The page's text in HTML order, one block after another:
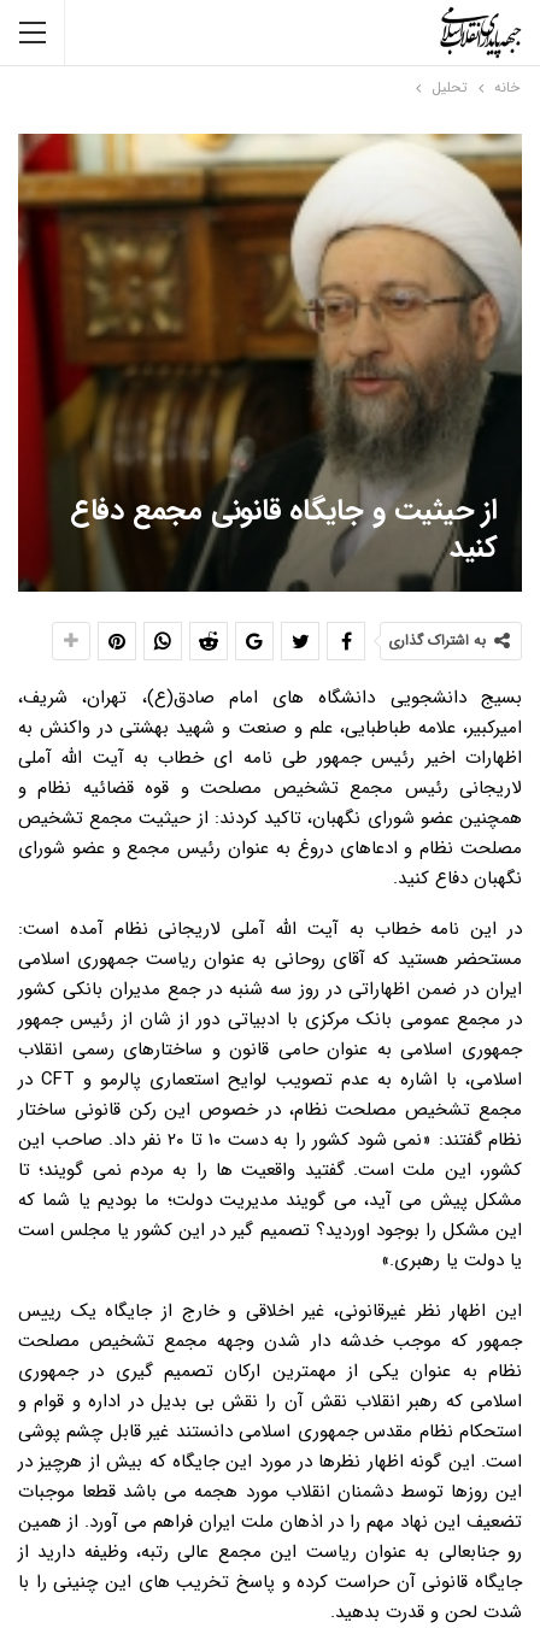
خانه تحلیل
از حیثیت و جایگاه قانونی مجمع دفاع
کنید
به اشتراک گذاری
بسیج دانشجویی دانشگاه های امام صادق(ع)، تهران، شریف،
امیرکبیر، علامه طباطبایی، علم و صنعت و شهید بهشتی در واکنش به
اظهارات اخیر رئیس جمهور طی نامه ای خطاب به آیت الله آملی
لاریجانی رئیس مجمع تشخیص مصلحت و قوه قضائیه نظام و
همچنین عضو شورای نگهبان، تاکید کردند: از حیثیت مجمع تشخیص
مصلحت نظام و ادعاهای دروغ به عنوان رئیس مجمع و عضو شورای
نگهبان دفاع کنید.
در این نامه خطاب به آیت الله آملی لاریجانی نظام آمده است:
مستحضر هستید که آقای روحانی به عنوان ریاست جمهوری اسلامی
ایران در ضمن اظهاراتی در روز سه شنبه در جمع مدیران بانکی کشور
در مجمع عمومی بانک مرکزی با ادبیاتی دور از شان از رئیس جمهور
جمهوری اسلامی به عنوان حامی قانون و ساختارهای رسمی انقلاب
اسلامی، با اشاره به عدم تصویب لوایح استعماری پالرمو و CFT در
مجمع تشخیص مصلحت نظام، در خصوص این رکن قانونی ساختار
نظام گفتند: «نمی شود کشور را به دست ۱۰ تا ۲۰ نفر داد. صاحب این
کشور، این ملت است. گفتید واقعیت ها را به مردم نمی گویند؛ تا
مشکل پیش می آید، می گویند مدیریت دولت؛ ما بودیم یا شما که
این مشکل را بوجود اوردید؟ تصمیم گیر در این کشور یا مجلس است
یا دولت یا رهبری.»
این اظهار نظر غیرقانونی، غیر اخلاقی و خارج از جایگاه یک رییس
جمهور که موجب خدشه دار شدن وجهه مجمع تشخیص مصلحت
نظام به عنوان یکی از مهمترین ارکان تصمیم گیری در جمهوری
اسلامی که رهبر انقلاب نقش آن را نقش بی بدیل در اداره و قوام و
استحکام نظام مقدس جمهوری اسلامی دانستند غیر قابل چشم پوشی
است. این گونه اظهار نظرها در مورد این جایگاه که بیش از هرچیز در
این روزها توسط دشمنان انقلاب مورد هجمه می باشد قطعا موجبات
تضعیف این نهاد مهم را در اذهان ملت ایران فراهم می آورد. از همین
رو جنابعالی به عنوان ریاست این مجمع عالی رتبه، وظیفه دارید از
جایگاه قانونی آن حراست کرده و پاسخ تخریب های این چنینی را با
شدت لحن و قدرت بدهید.